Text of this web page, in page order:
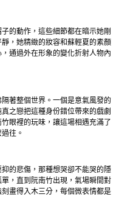
的動作，這些細節都在暗示她剛
，她精緻的妝容和蘇輕夏的素顏
通過外在形象的變化折射人物內
著整個世界。一個是意氣風發的
之戀把這種身份錯位帶來的戲劇
眼裡的玩味，讓這場相遇充滿了
往。
的悲傷，那種想哭卻不能哭的隱
，直到阮南竹出現，氣場瞬間對
畫得入木三分，每個微表情都是